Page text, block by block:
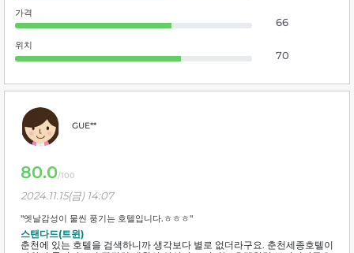
가격
66
위치
70
GUE**
80.0/100
2024.11.15(금) 14:07
"엣날감성이 물씬 풍기는 호텔입니다.ㅎㅎㅎ"
스탠다드(트윈)
춘천에 있는 호텔을 검색하니까 생각보다 별로 없더라구요. 춘천세종호텔이